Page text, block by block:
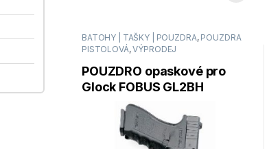
BATOHY | TAŠKY | POUZDRA, POUZDRA
PISTOLOVÁ,VÝPRODEJ
POUZDRO opaskové pro
Glock FOBUS GL2BH